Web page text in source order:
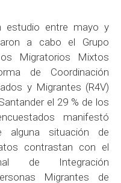
estudio entre mayo y
a cabo el Grupo
Migratorios Mixtos
de Coordinación
y Migrantes (R4V)
el 29 % de los
manifestó
alguna situación de
contrastan con el
de Integración
Migrantes de